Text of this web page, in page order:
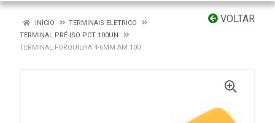
VOLTAR
INÍCIO
TERMINAIS ELETRICO
TERMINAL PRÉ-ISO PCT 100UN
TERMINAL FORQUILHA 4-6MM AM 100